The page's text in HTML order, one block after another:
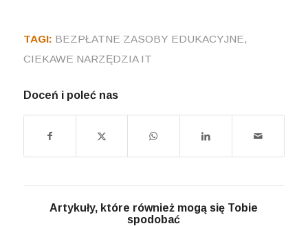
TAGI: BEZPŁATNE ZASOBY EDUKACYJNE,
CIEKAWE NARZĘDZIA IT
Doceń i poleć nas
Artykuły, które również mogą się Tobie
spodobać